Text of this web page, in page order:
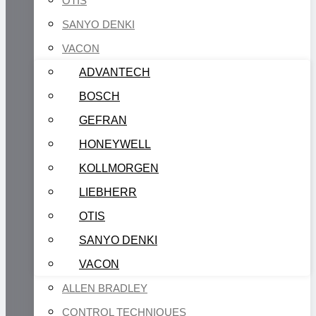
SANYO DENKI
VACON
ADVANTECH
BOSCH
GEFRAN
HONEYWELL
KOLLMORGEN
LIEBHERR
OTIS
SANYO DENKI
VACON
ALLEN BRADLEY
CONTROL TECHNIQUES